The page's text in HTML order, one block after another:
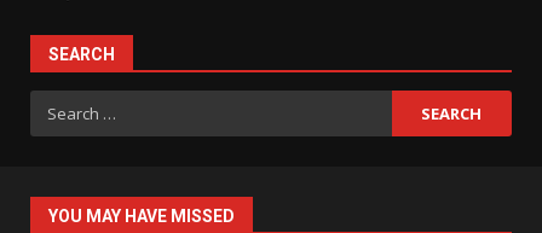
SEARCH
Search
for:
YOU MAY HAVE MISSED